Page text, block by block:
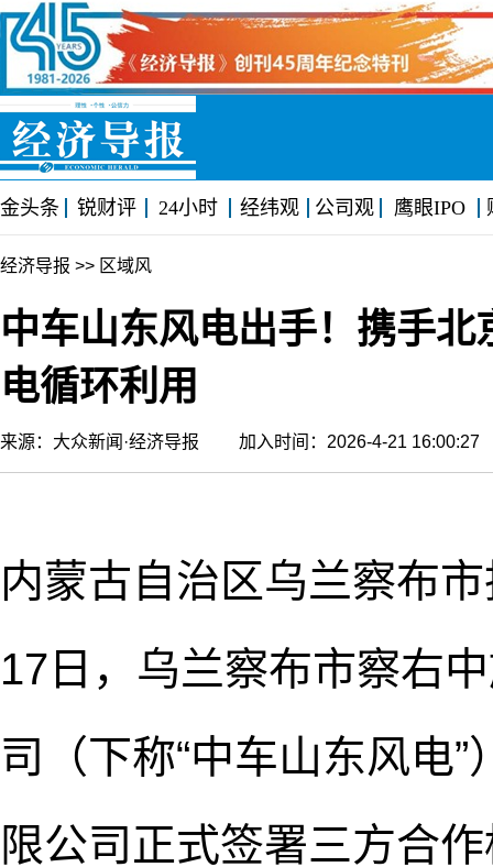
金头条 锐财评 24小时 经纬观 公司观 鹰眼IPO
经济导报 >> 区域风
中车山东风电出手！携手
电循环利用
来源：大众新闻·经济导报 加入时间：2026-4-21
内蒙古自治区乌兰察布
17日，乌兰察布市察右
司（下称“中车山东风电
限公司正式签署三方合